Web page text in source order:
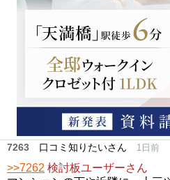
7263 口コミ知りたいさん 1日前
>>7262 検討板ユーザーさん